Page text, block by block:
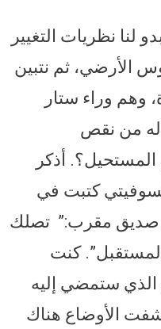
لنا نظريات التغيير
الأرضي، ثم نتبين
وهم وراء ستار
من نقص
أذكر
كتبت في
صديق مقرب:” تصلك
كنت
الذي ستمضي إليه
الأوضاع هناك